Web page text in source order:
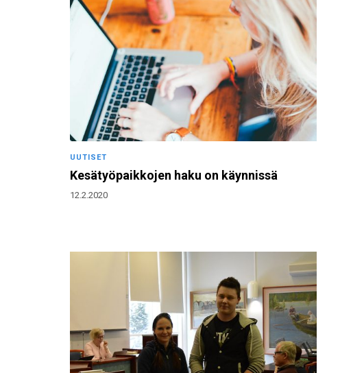
UUTISET
Kesätyöpaikkojen haku on käynnissä
12.2.2020